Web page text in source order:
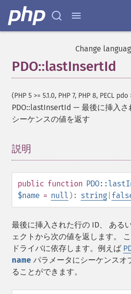
Change
PDO::lastInsertId
(PHP 5 >= 5.1.0, PHP 7, PHP 8, PECL pdo
PDO::lastInsertId — 最後に挿入さ
シーケンスの値を返す
説明
public function
$name = null ): string
最後に挿入された行の ID、 ある
ェクトから次の値を返します。
ドライバに依存します。例えば
name パラメータにシーケンスオ
ることができます。